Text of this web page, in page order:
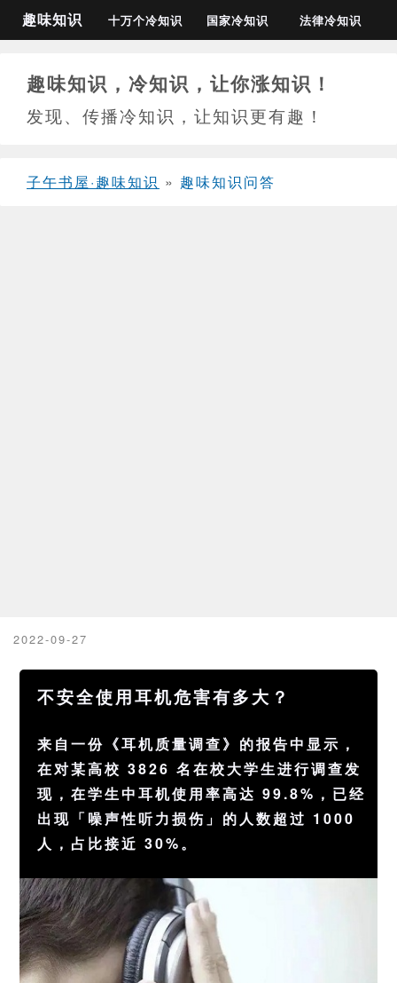
趣味知识 十万个冷知识 国家冷知识 法律冷知识
趣味知识，冷知识，让你涨知识！
发现、传播冷知识，让知识更有趣！
子午书屋·趣味知识 » 趣味知识问答
2022-09-27
不安全使用耳机危害有多大？
来自一份《耳机质量调查》的报告中显示，
在对某高校 3826 名在校大学生进行调查发
现，在学生中耳机使用率高达 99.8%，已经
出现「噪声性听力损伤」的人数超过 1000
人，占比接近 30%。